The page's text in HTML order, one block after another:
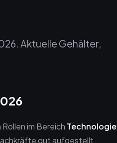
Aktuelle Gehälter,
im Bereich Technologie
gut aufgestellt.